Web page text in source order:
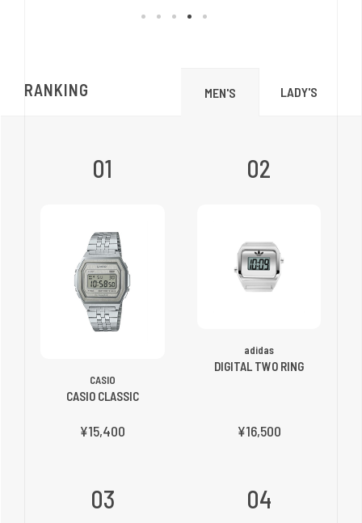
RANKING MEN'S LADY'S
01
CASIO
CASIO CLASSIC
¥15,400
02
adidas
DIGITAL TWO RING
¥16,500
03 04